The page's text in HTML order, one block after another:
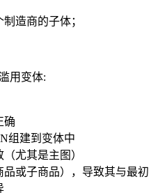
造商的子体；
用变体:
确
组建到变体中
尤其是主图）
或子商品），导致其与最初